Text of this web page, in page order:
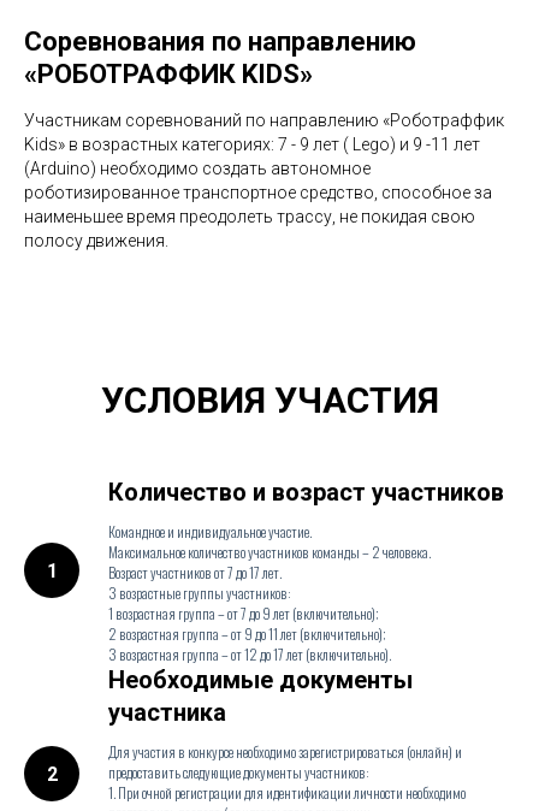
Соревнования по направлению
«РОБОТРАФФИК KIDS»
Участникам соревнований по направлению «Роботраффик
Kids» в возрастных категориях: 7 - 9 лет ( Lego) и 9 -11 лет
(Arduino) необходимо создать автономное
роботизированное транспортное средство, способное за
наименьшее время преодолеть трассу, не покидая свою
полосу движения.
УСЛОВИЯ УЧАСТИЯ
Количество и возраст участников
Командное и индивидуальное участие.
Максимальное количество участников команды – 2 человека.
Возраст участников от 7 до 17 лет.
3 возрастные группы участников:
1 возрастная группа – от 7 до 9 лет (включительно);
2 возрастная группа – от 9 до 11 лет (включительно);
3 возрастная группа – от 12 до 17 лет (включительно).
Необходимые документы
участника
Для участия в конкурсе необходимо зарегистрироваться (онлайн) и
предоставить следующие документы участников:
1. При очной регистрации для идентификации личности необходимо